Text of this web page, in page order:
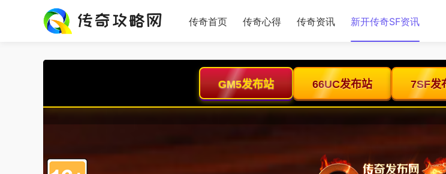
传奇首页 传奇心得 传奇资讯 新开传奇SF资讯